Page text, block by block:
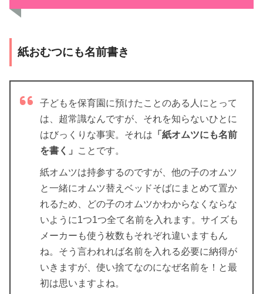
紙おむつにも名前書き
子どもを保育園に預けたことのある人にとって
は、超常識なんですが、それを知らないひとに
はびっくりな事実。それは 「紙オムツにも名前
を書く」
ことです。
紙オムツは持参するのですが、他の子のオムツ
と一緒にオムツ替えベッドそばにまとめて置か
れるため、どの子のオムツかわからなくならな
いように1つ1つ全て名前を入れます。サイズも
メーカーも使う枚数もそれぞれ違いますもん
ね。そう言われれば名前を入れる必要に納得が
いきますが、使い捨てなのになぜ名前を！と最
初は思いますよね。